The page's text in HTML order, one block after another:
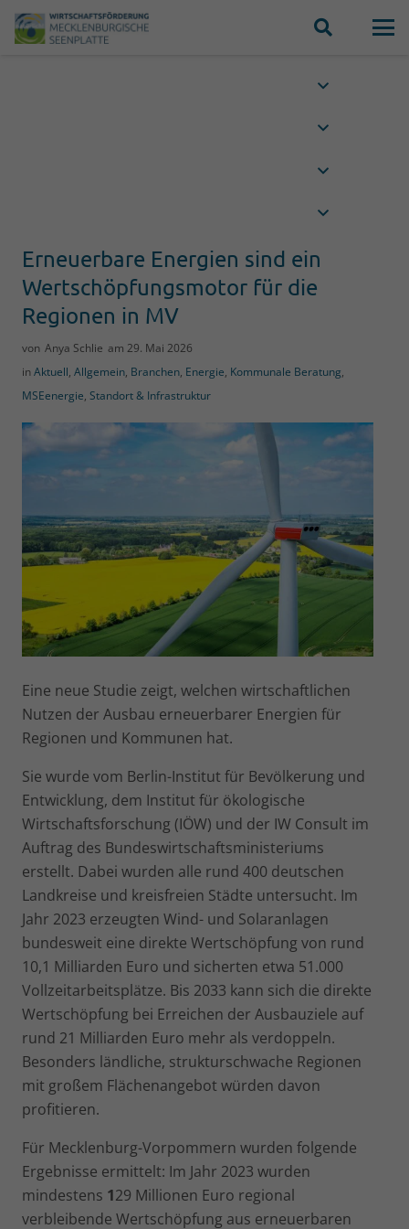
Erneuerbare Energien sind ein
Wertschöpfungsmotor für die
Regionen in MV
von Anya Schlie am 29. Mai 2026
inAktuell, Allgemein, Branchen, Energie, Kommunale Beratung,
MSEenergie, Standort & Infrastruktur
Eine neue Studie zeigt, welchen wirtschaftlichen
Nutzen der Ausbau erneuerbarer Energien für
Regionen und Kommunen hat.
Sie wurde vom Berlin-Institut für Bevölkerung und
Entwicklung, dem Institut für ökologische
Wirtschaftsforschung (IÖW) und der IW Consult im
Auftrag des Bundeswirtschaftsministeriums
erstellt. Dabei wurden alle rund 400 deutschen
Landkreise und kreisfreien Städte untersucht. Im
Jahr 2023 erzeugten Wind- und Solaranlagen
bundesweit eine direkte Wertschöpfung von rund
10,1 Milliarden Euro und sicherten etwa 51.000
Vollzeitarbeitsplätze. Bis 2033 kann sich die direkte
Wertschöpfung bei Erreichen der Ausbauziele auf
rund 21 Milliarden Euro mehr als verdoppeln.
Besonders ländliche, strukturschwache Regionen
mit großem Flächenangebot würden davon
profitieren.
Für Mecklenburg-Vorpommern wurden folgende
Ergebnisse ermittelt: Im Jahr 2023 wurden
mindestens 129 Millionen Euro regional
verbleibende Wertschöpfung aus erneuerbaren